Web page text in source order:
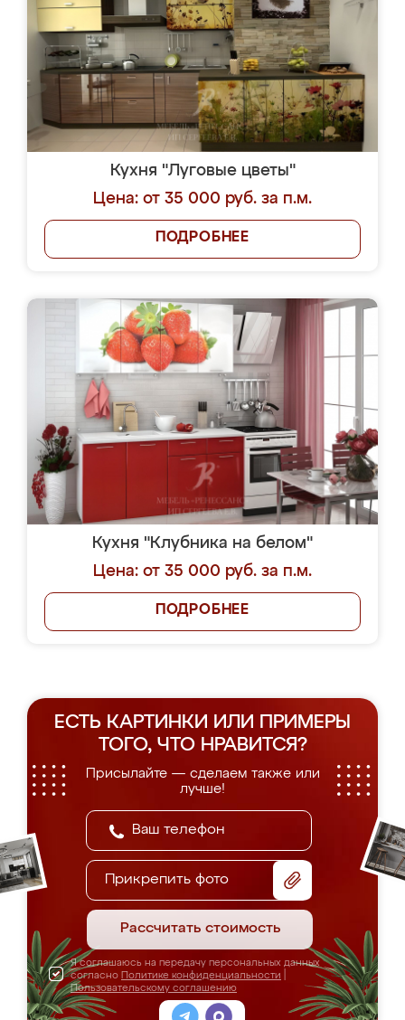
Кухня "Луговые цветы"
Цена: от 35 000 руб. за п.м.
ПОДРОБНЕЕ
Кухня "Клубника на белом"
Цена: от 35 000 руб. за п.м.
ПОДРОБНЕЕ
ЕСТЬ КАРТИНКИ ИЛИ ПРИМЕРЫ
ТОГО, ЧТО НРАВИТСЯ?
Присылайте — сделаем также или
лучше!
Прикрепить фото
Рассчитать стоимость
Я соглашаюсь на передачу персональных данных
согласно Политике конфиденциальности
Пользовательскому соглашению